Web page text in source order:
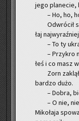
jego pla­ne­cie,
– Ho, ho,
Od­wró­cił
łaj
– To ty
– Przy­kro
łeś i co masz
Zorn
bar­dzo dużo.
– Dobra,
– O nie,
Mi­ko­ła­ja